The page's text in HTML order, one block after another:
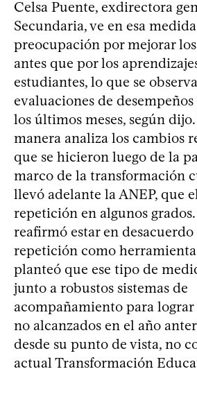
Celsa Puente, exdirectora
Secundaria, ve en esa
preocupación por mejorar
antes que por los
estudiantes, lo que se
evaluaciones de
los últimos meses, según
manera analiza los cambios
que se hicieron luego de la
marco de la transformación
llevó adelante la ANEP, que
repetición en algunos
reafirmó estar en
repetición como herramienta
planteó que ese tipo de
junto a robustos sistemas de
acompañamiento para lograr
no alcanzados en el año
desde su punto de vista, no
actual Transformación